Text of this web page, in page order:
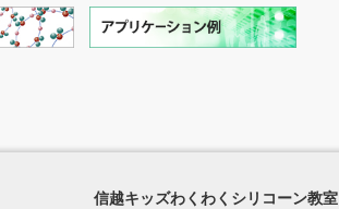
信越キッズわくわくシリコーン教室